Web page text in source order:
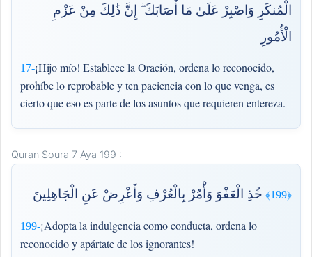
الْمُنكَرِ وَاصْبِرْ عَلَىٰ مَا أَصَابَكَ ۖ إِنَّ ذَٰلِكَ مِنْ عَزْمِ
الْأُمُورِ
17-¡Hijo mío! Establece la Oración, ordena lo reconocido,
prohíbe lo reprobable y ten paciencia con lo que venga, es
cierto que eso es parte de los asuntos que requieren entereza.
Quran Soura 7 Aya 199 :
﴿199﴾ خُذِ الْعَفْوَ وَأْمُرْ بِالْعُرْفِ وَأَعْرِضْ عَنِ الْجَاهِلِينَ
199-¡Adopta la indulgencia como conducta, ordena lo
reconocido y apártate de los ignorantes!